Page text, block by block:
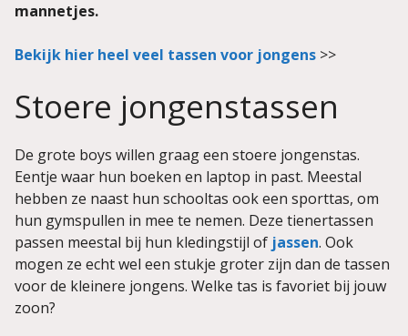
mannetjes.
Bekijk hier heel veel tassen voor jongens >>
Stoere jongenstassen
De grote boys willen graag een stoere jongenstas.
Eentje waar hun boeken en laptop in past. Meestal
hebben ze naast hun schooltas ook een sporttas, om
hun gymspullen in mee te nemen. Deze tienertassen
passen meestal bij hun kledingstijl of jassen. Ook
mogen ze echt wel een stukje groter zijn dan de tassen
voor de kleinere jongens. Welke tas is favoriet bij jouw
zoon?